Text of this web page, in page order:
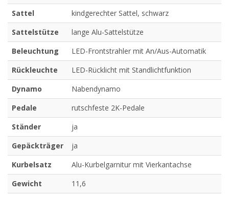
Sattel
kindgerechter Sattel, schwarz
Sattelstütze
lange Alu-Sattelstütze
Beleuchtung
LED-Frontstrahler mit An/Aus-Automatik
Rückleuchte
LED-Rücklicht mit Standlichtfunktion
Dynamo
Nabendynamo
Pedale
rutschfeste 2K-Pedale
Ständer
ja
Gepäckträger
ja
Kurbelsatz
Alu-Kurbelgarnitur mit Vierkantachse
Gewicht
11,6